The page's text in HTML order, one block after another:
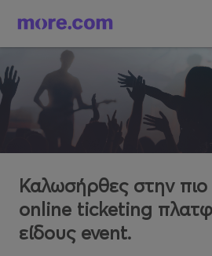
Καλωσήρθες στην
online ticketing
είδους event.